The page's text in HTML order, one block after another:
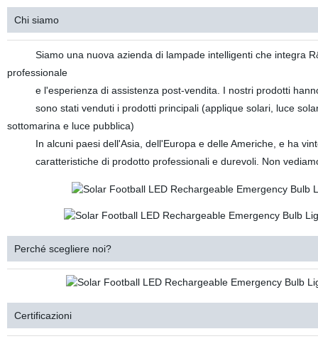
Chi siamo
Siamo una nuova azienda di lampade intelligenti che integra
professionale
e l'esperienza di assistenza post-vendita. I nostri prodotti hanno
sono stati venduti i prodotti principali (applique solari, luce
sottomarina e luce pubblica)
In alcuni paesi dell'Asia, dell'Europa e delle Americhe, e ha
caratteristiche di prodotto professionali e durevoli. Non
Perché scegliere noi?
Certificazioni